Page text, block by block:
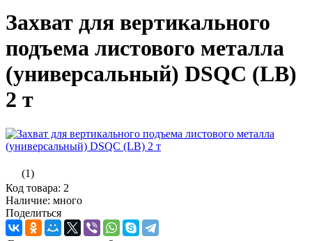
Захват для вертикального
подъема листового металла
(универсальный) DSQC (LB)
2 т
(1)
Код товара: 2
Наличие: много
Поделиться